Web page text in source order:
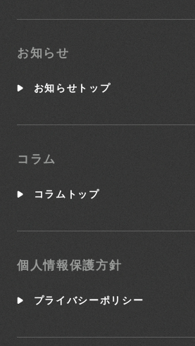
お知らせ
お知らせトップ
コラム
コラムトップ
個人情報保護方針
プライバシーポリシー